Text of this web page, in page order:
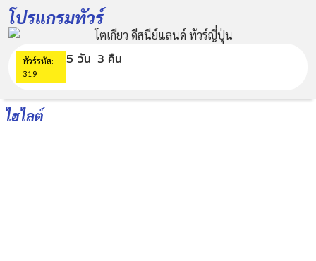
โปรแกรมทัวร์
ทัวร์รหัส:
319
5 วัน 3 คืน
ไฮไลต์